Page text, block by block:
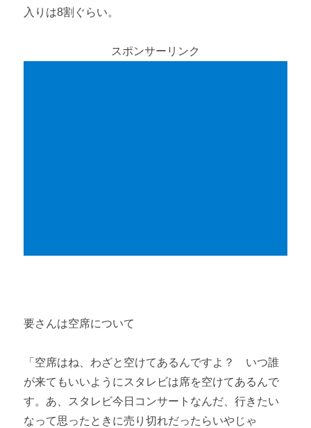
入りは8割ぐらい。
スポンサーリンク
要さんは空席について
「空席はね、わざと空けてあるんですよ？ いつ誰
が来てもいいようにスタレビは席を空けてあるんで
す。あ、スタレビ今日コンサートなんだ、行きたい
なって思ったときに売り切れだったらいやじゃ